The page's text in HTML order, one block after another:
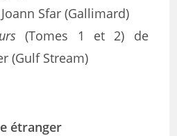
Sfar (Gallimard)
(Tomes 1 et 2) de
(Gulf Stream)
étranger